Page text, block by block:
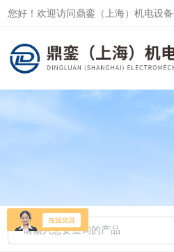
您好！欢迎访问鼎銮（上海）机电设备